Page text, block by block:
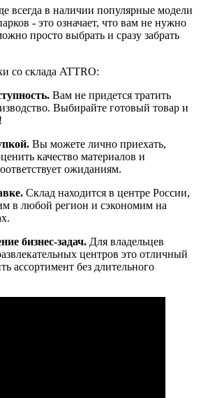
всегда в наличии популярные модели
- это означает, что вам не нужно
просто выбрать и сразу забрать
со склада ATTRO:
Вам не придется тратить
Выбирайте готовый товар и
Вы можете лично приехать,
качество материалов и
ожиданиям.
Склад находится в центре России,
в любой регион и сэкономим на
бизнес-задач. Для владельцев
центров это отличный
ассортимент без длительного